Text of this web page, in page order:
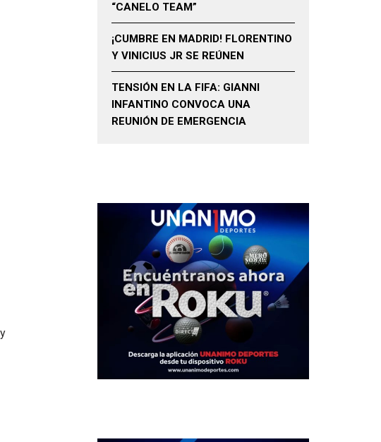
“CANELO TEAM”
¡CUMBRE EN MADRID! FLORENTINO
Y VINICIUS JR SE REÚNEN
TENSIÓN EN LA FIFA: GIANNI
INFANTINO CONVOCA UNA
REUNIÓN DE EMERGENCIA